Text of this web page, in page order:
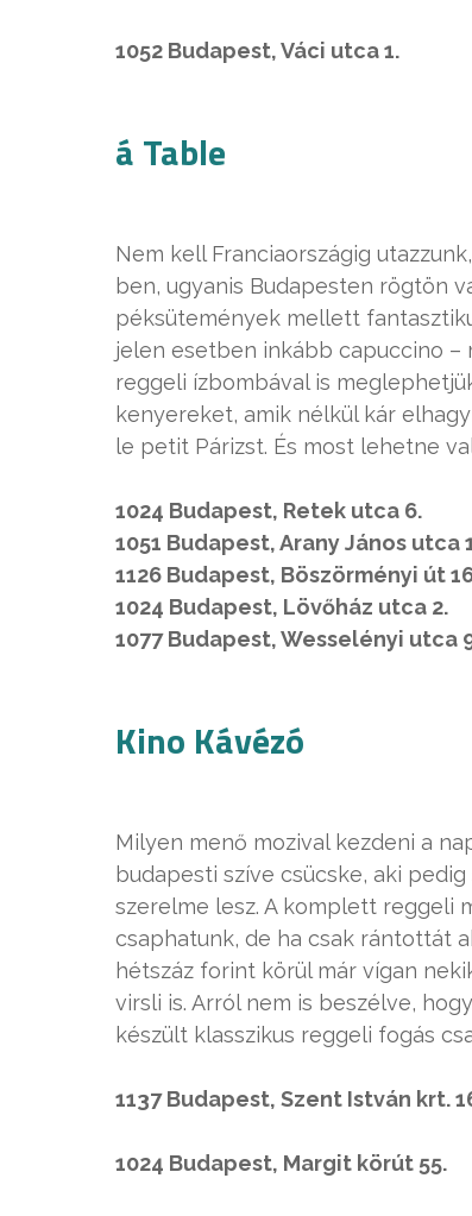
1052 Budapest, Váci utca 1.
á Table
Nem kell Franciaországig
ben, ugyanis Budapesten rögtön
péksütemények mellett
jelen esetben inkább capuccino –
reggeli ízbombával is
kenyereket, amik nélkül kár
le petit Párizst. És most lehetne
1024 Budapest, Retek utca 6.
1051 Budapest, Arany János utca
1126 Budapest, Böszörményi út
1024 Budapest, Lövőház utca 2.
1077 Budapest, Wesselényi utca
Kino Kávézó
Milyen menő mozival kezdeni a
budapesti szíve csücske, aki
szerelme lesz. A komplett reggeli
csaphatunk, de ha csak rántottát
hétszáz forint körül már vígan
virsli is. Arról nem is beszélve,
készült klasszikus reggeli fogás
1137 Budapest, Szent István krt.
1024 Budapest, Margit körút 55.